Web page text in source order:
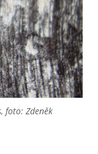
foto: Zdeněk